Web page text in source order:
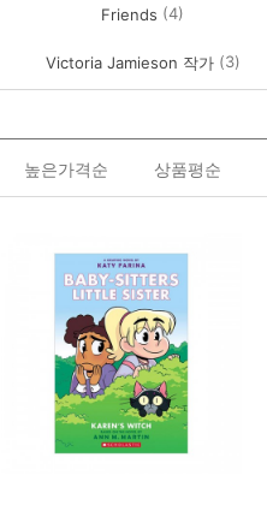
Friends (4)
Victoria Jamieson 작가 (3)
높은가격순 상품평순